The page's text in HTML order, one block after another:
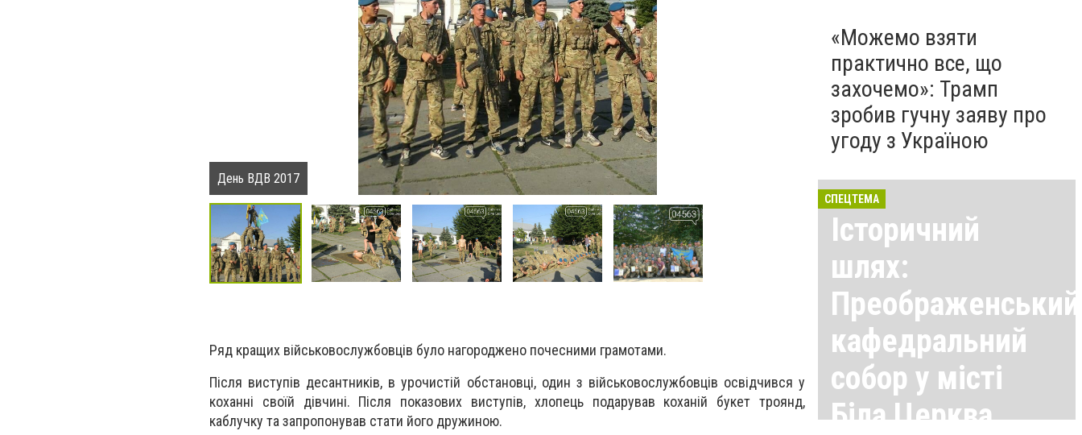
День ВДВ 2017 День ВДВ 2017
Ряд кращих військовослужбовців було нагороджено почесними грамотами.
Після виступів десантників, в урочистій обстановці, один з військовослужбовців освідчився у
коханні своїй дівчині. Після показових виступів, хлопець подарував коханій букет троянд,
каблучку та запропонував стати його дружиною.
«Можемо взяти
практично все, що
захочемо»: Трамп
зробив гучну заяву про
угоду з Україною
СПЕЦТЕМА
Історичний
шлях:
Преображенський
кафедральний
собор у місті
Біла Церква